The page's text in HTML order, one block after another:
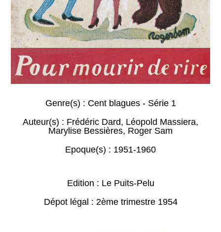
Genre(s) : Cent blagues - Série 1
Auteur(s) : Frédéric Dard, Léopold Massiera,
Marylise Bessières, Roger Sam
Epoque(s) : 1951-1960
Edition : Le Puits-Pelu
Dépot légal : 2ème trimestre 1954